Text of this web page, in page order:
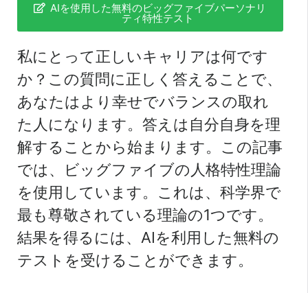
AIを使用した無料のビッグファイブパーソナリ
ティ特性テスト
私にとって正しいキャリアは何です
か？この質問に正しく答えることで、
あなたはより幸せでバランスの取れ
た人になります。答えは自分自身を理
解することから始まります。この記事
では、ビッグファイブの人格特性理論
を使用しています。これは、科学界で
最も尊敬されている理論の1つです。
結果を得るには、AIを利用した無料の
テストを受けることができます。